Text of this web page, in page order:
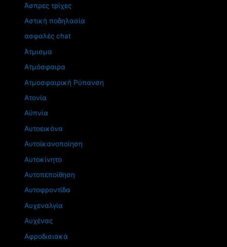
Άσπρες τρίχες
Αστική ποδηλασία
ασφαλές chat
Άτμισμα
Ατμόσφαιρα
Ατμοσφαιρική Ρύπανση
Ατονία
Αϋπνία
Αυτοεικόνα
Αυτοϊκανοποίηση
Αυτοκίνητο
Αυτοπεποίθηση
Αυτοφροντίδα
Αυχεναλγία
Αυχένας
Αφροδισιακά